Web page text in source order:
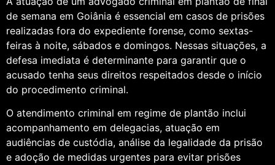
de semana em Goiânia é essencial em casos de prisões
realizadas fora do expediente forense, como sextas-
feiras à noite, sábados e domingos. Nessas situações, a
defesa imediata é determinante para garantir que o
acusado tenha seus direitos respeitados desde o início
do procedimento criminal.
O atendimento criminal em regime de plantão inclui
acompanhamento em delegacias, atuação em
audiências de custódia, análise da legalidade da prisão
e adoção de medidas urgentes para evitar prisões